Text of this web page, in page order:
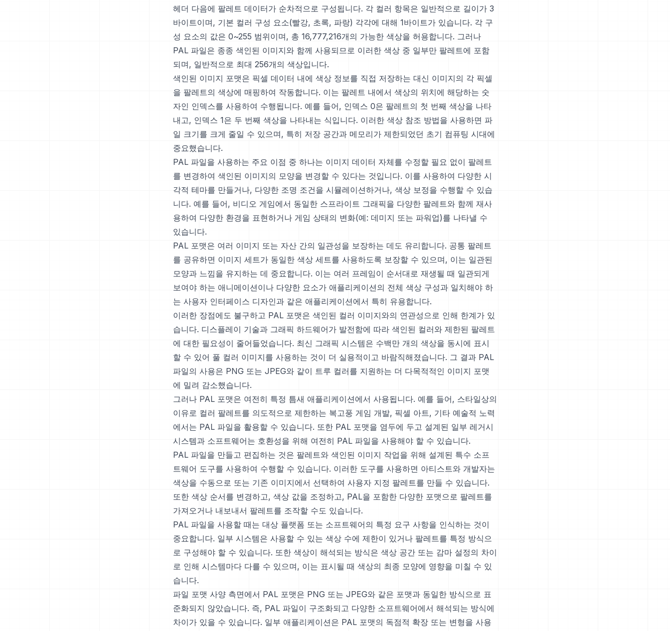
헤더 다음에 팔레트 데이터가 순차적으로 구성됩니다. 각 컬러 항목은 일반적으로 길이가 3
바이트이며, 기본 컬러 구성 요소(빨강, 초록, 파랑) 각각에 대해 1바이트가 있습니다. 각 구
성 요소의 값은 0~255 범위이며, 총 16,777,216개의 가능한 색상을 허용합니다. 그러나
PAL 파일은 종종 색인된 이미지와 함께 사용되므로 이러한 색상 중 일부만 팔레트에 포함
되며, 일반적으로 최대 256개의 색상입니다.
색인된 이미지 포맷은 픽셀 데이터 내에 색상 정보를 직접 저장하는 대신 이미지의 각 픽셀
을 팔레트의 색상에 매핑하여 작동합니다. 이는 팔레트 내에서 색상의 위치에 해당하는 숫
자인 인덱스를 사용하여 수행됩니다. 예를 들어, 인덱스 0은 팔레트의 첫 번째 색상을 나타
내고, 인덱스 1은 두 번째 색상을 나타내는 식입니다. 이러한 색상 참조 방법을 사용하면 파
일 크기를 크게 줄일 수 있으며, 특히 저장 공간과 메모리가 제한되었던 초기 컴퓨팅 시대에
중요했습니다.
PAL 파일을 사용하는 주요 이점 중 하나는 이미지 데이터 자체를 수정할 필요 없이 팔레트
를 변경하여 색인된 이미지의 모양을 변경할 수 있다는 것입니다. 이를 사용하여 다양한 시
각적 테마를 만들거나, 다양한 조명 조건을 시뮬레이션하거나, 색상 보정을 수행할 수 있습
니다. 예를 들어, 비디오 게임에서 동일한 스프라이트 그래픽을 다양한 팔레트와 함께 재사
용하여 다양한 환경을 표현하거나 게임 상태의 변화(예: 데미지 또는 파워업)를 나타낼 수
있습니다.
PAL 포맷은 여러 이미지 또는 자산 간의 일관성을 보장하는 데도 유리합니다. 공통 팔레트
를 공유하면 이미지 세트가 동일한 색상 세트를 사용하도록 보장할 수 있으며, 이는 일관된
모양과 느낌을 유지하는 데 중요합니다. 이는 여러 프레임이 순서대로 재생될 때 일관되게
보여야 하는 애니메이션이나 다양한 요소가 애플리케이션의 전체 색상 구성과 일치해야 하
는 사용자 인터페이스 디자인과 같은 애플리케이션에서 특히 유용합니다.
이러한 장점에도 불구하고 PAL 포맷은 색인된 컬러 이미지와의 연관성으로 인해 한계가 있
습니다. 디스플레이 기술과 그래픽 하드웨어가 발전함에 따라 색인된 컬러와 제한된 팔레트
에 대한 필요성이 줄어들었습니다. 최신 그래픽 시스템은 수백만 개의 색상을 동시에 표시
할 수 있어 풀 컬러 이미지를 사용하는 것이 더 실용적이고 바람직해졌습니다. 그 결과 PAL
파일의 사용은 PNG 또는 JPEG와 같이 트루 컬러를 지원하는 더 다목적적인 이미지 포맷
에 밀려 감소했습니다.
그러나 PAL 포맷은 여전히 특정 틈새 애플리케이션에서 사용됩니다. 예를 들어, 스타일상의
이유로 컬러 팔레트를 의도적으로 제한하는 복고풍 게임 개발, 픽셀 아트, 기타 예술적 노력
에서는 PAL 파일을 활용할 수 있습니다. 또한 PAL 포맷을 염두에 두고 설계된 일부 레거시
시스템과 소프트웨어는 호환성을 위해 여전히 PAL 파일을 사용해야 할 수 있습니다.
PAL 파일을 만들고 편집하는 것은 팔레트와 색인된 이미지 작업을 위해 설계된 특수 소프
트웨어 도구를 사용하여 수행할 수 있습니다. 이러한 도구를 사용하면 아티스트와 개발자는
색상을 수동으로 또는 기존 이미지에서 선택하여 사용자 지정 팔레트를 만들 수 있습니다.
또한 색상 순서를 변경하고, 색상 값을 조정하고, PAL을 포함한 다양한 포맷으로 팔레트를
가져오거나 내보내서 팔레트를 조작할 수도 있습니다.
PAL 파일을 사용할 때는 대상 플랫폼 또는 소프트웨어의 특정 요구 사항을 인식하는 것이
중요합니다. 일부 시스템은 사용할 수 있는 색상 수에 제한이 있거나 팔레트를 특정 방식으
로 구성해야 할 수 있습니다. 또한 색상이 해석되는 방식은 색상 공간 또는 감마 설정의 차이
로 인해 시스템마다 다를 수 있으며, 이는 표시될 때 색상의 최종 모양에 영향을 미칠 수 있
습니다.
파일 포맷 사양 측면에서 PAL 포맷은 PNG 또는 JPEG와 같은 포맷과 동일한 방식으로 표
준화되지 않았습니다. 즉, PAL 파일이 구조화되고 다양한 소프트웨어에서 해석되는 방식에
차이가 있을 수 있습니다. 일부 애플리케이션은 PAL 포맷의 독점적 확장 또는 변형을 사용